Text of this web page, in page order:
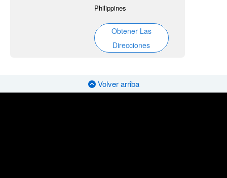
Philippines
Obtener Las
Direcciones
Volver arriba